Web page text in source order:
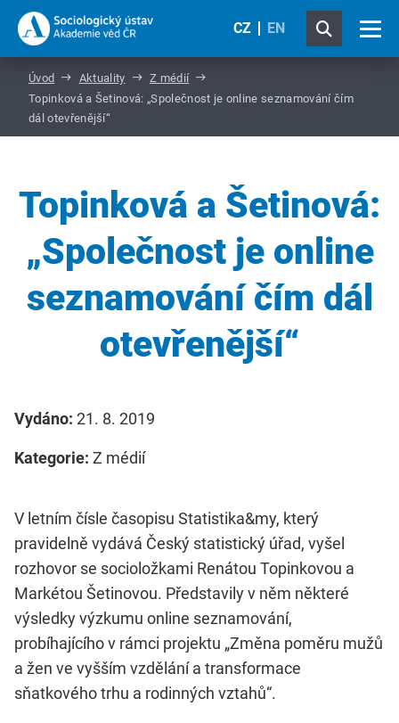
CZ EN
Úvod Aktuality
Z médií
Topinková a Šetinová: „Společnost je online seznamování čím
dál otevřenější“
Topinková a Šetinová:
„Společnost je online
seznamování čím dál
otevřenější“
Vydáno: 21. 8. 2019
Kategorie: Z médií
V letním čísle časopisu Statistika&my, který
pravidelně vydává Český statistický úřad, vyšel
rozhovor se socioložkami Renátou Topinkovou a
Markétou Šetinovou. Představily v něm některé
výsledky výzkumu online seznamování,
probíhajícího v rámci projektu „Změna poměru mužů
a žen ve vyšším vzdělání a transformace
sňatkového trhu a rodinných vztahů“.